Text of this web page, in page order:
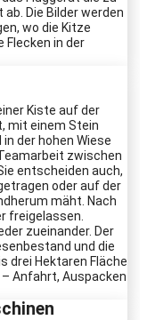
Die Bilder werden
wo die Kitze
Flecken in der
Kiste auf der
mit einem Stein
der hohen Wiese
zwischen
entscheiden auch,
oder auf der
mäht. Nach
freigelassen.
zueinander. Der
und die
drei Hektaren Fläche
Anfahrt, Auspacken